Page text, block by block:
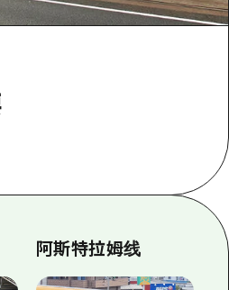
览门票
和运送服务
阿斯特拉姆线